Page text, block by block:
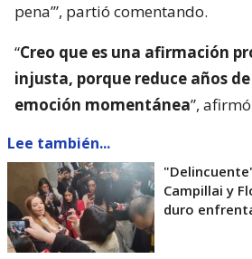
pena’”, partió comentando.
“Creo que es una afirmación
injusta, porque reduce años
emoción momentánea”,
Lee también...
Campillai y
duro